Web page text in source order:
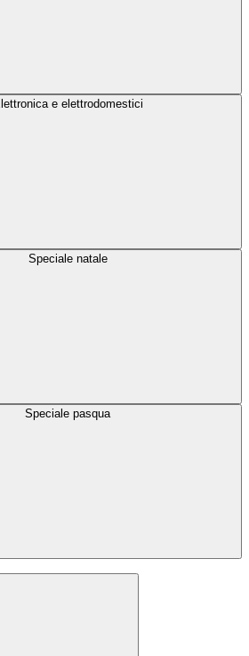
e elettrodomestici
Speciale natale
Speciale pasqua